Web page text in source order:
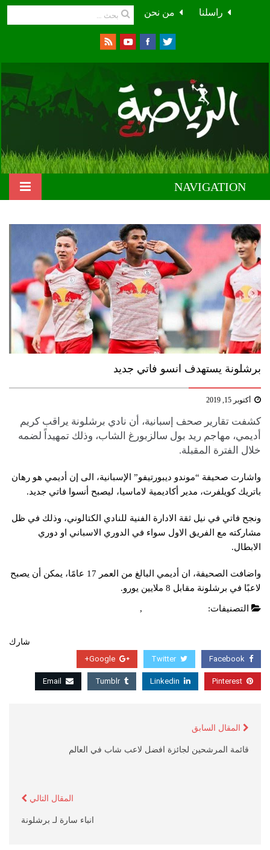
من نحن راسلنا
NAVIGATION
برشلونة يستهدف انسو فاتي جديد
أكتوبر 15, 2019
كشفت تقارير صحف إسبانية، أن نادي ​برشلونة​ يراقب كريم
أديمي، مهاجم ​ريد بول سالزبورغ​ الشاب، وذلك تمهيداً لضمه
خلال الفترة المقبلة.
واشارت صحيفة “موندو ديبورتيفو” الإسبانية، الى إن أديمي هو رهان
باتريك كويلفرت، مدير أك​اديمي​ة لاماسيا، ليصبح أنسوا فاتي جديد.
ونجح فاتي في نيل ثقة الادارة الفنية للنادي الكتالوني، وذلك في ظل
مشاركته مع الفريق الاول سواء في ​الدوري الاسباني​ او دوري
الابطال.
واضافت الصحيفة، ان أديمي البالغ من العمر 17 عامًا، يمكن أن يصبح
لاعبًا في برشلونة مقابل 8 ملايين يورو.
التصنيفات: ,
شارك
Facebook
Twitter
Google+
Pinterest
Linkedin
Tumblr
Email
المقال السابق
قائمة المرشحين لجائزة افضل لاعب شاب في العالم
المقال التالي
انباء سارة لـ برشلونة